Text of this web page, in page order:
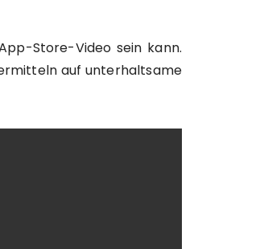
Store-Video sein kann.
auf unterhaltsame